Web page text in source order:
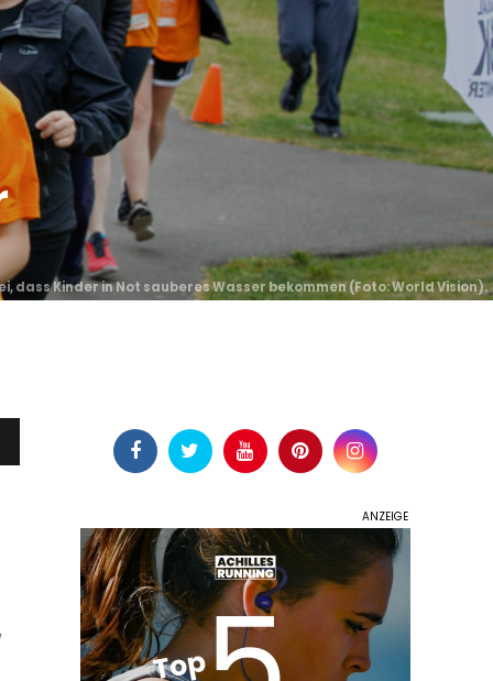
dass Kinder in Not sauberes Wasser bekommen (Foto: World Vision).